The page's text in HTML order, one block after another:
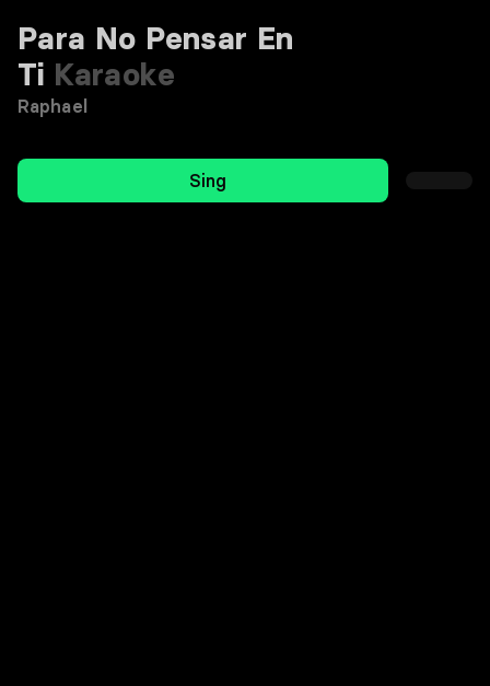
Para No Pensar En
Ti Karaoke
Raphael
Sing